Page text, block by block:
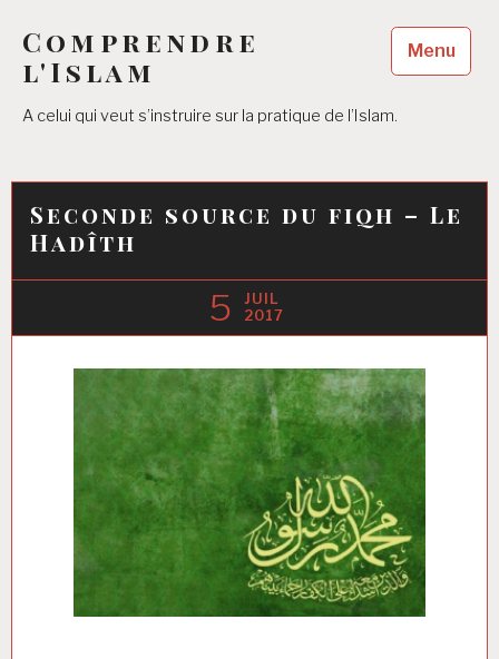
contenu
principal
Comprendre
l'Islam
A celui qui veut s’instruire sur la pratique de l’Islam.
Menu
Seconde source du fiqh – Le
Hadîth
5
JUIL
2017